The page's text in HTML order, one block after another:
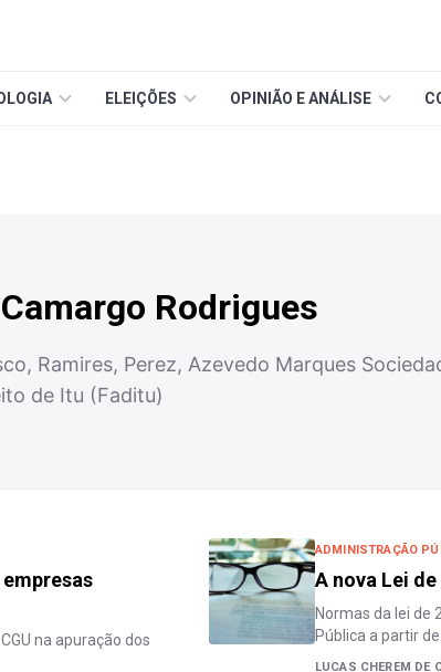
ELEIÇÕES OPINIÃO E ANÁLISE
Rodrigues
Ramires, Perez, Azevedo Marques
de Itu (Faditu)
na apuração dos
ADMINISTRAÇÃO
A nova Lei
Normas da lei de
Pública a partir de
LUCAS CHEREM DE